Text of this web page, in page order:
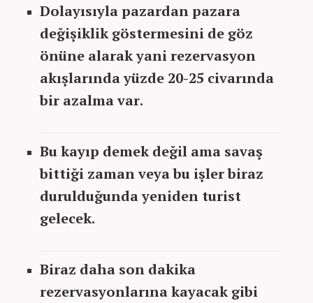
Dolayısıyla pazardan pazara
değişiklik göstermesini de göz
önüne alarak yani rezervasyon
akışlarında yüzde 20-25 civarında
bir azalma var.
Bu kayıp demek değil ama savaş
bittiği zaman veya bu işler biraz
durulduğunda yeniden turist
gelecek.
Biraz daha son dakika
rezervasyonlarına kayacak gibi